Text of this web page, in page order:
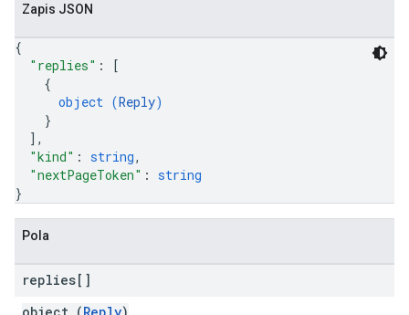
Zapis JSON
{
"replies" :
[
{
object (Reply)
}
] ,
"kind" : string,
"nextPageToken" : string
}
Pola
replies[]